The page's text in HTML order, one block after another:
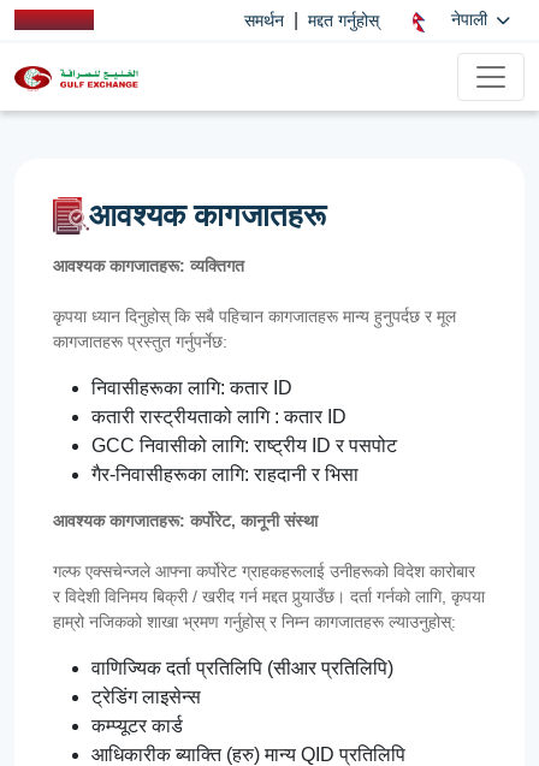
समर्थन मद्दत गर्नुहोस् नेपाली
आवश्यक कागजातहरू
आवश्यक कागजातहरू: व्यक्तिगत
कृपया ध्यान दिनुहोस् कि सबै पहिचान कागजातहरू मान्य हुनुपर्दछ र मूल
कागजातहरू प्रस्तुत गर्नुपर्नेछ:
निवासीहरूका लागि: कतार ID
कतारी रास्ट्रीयताको लागि : कतार ID
GCC निवासीको लागि: राष्ट्रीय ID र पसपोट
गैर-निवासीहरूका लागि: राहदानी र भिसा
आवश्यक कागजातहरू: कर्पोरेट, कानूनी संस्था
गल्फ एक्सचेन्जले आफ्ना कर्पोरेट ग्राहकहरूलाई उनीहरूको विदेश कारोबार
र विदेशी विनिमय बिक्री / खरीद गर्न मद्दत पुर्‍याउँछ। दर्ता गर्नको लागि, कृपया
हाम्रो नजिकको शाखा भ्रमण गर्नुहोस् र निम्न कागजातहरू ल्याउनुहोस्:
वाणिज्यिक दर्ता प्रतिलिपि (सीआर प्रतिलिपि)
ट्रेडिंग लाइसेन्स
कम्प्यूटर कार्ड
आधिकारीक ब्याक्ति (हरु) मान्य QID प्रतिलिपि